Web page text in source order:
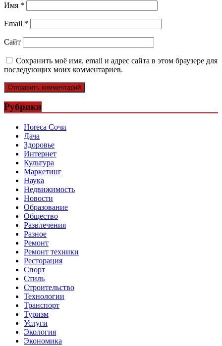
Имя *
Email *
Сайт
Сохранить моё имя, email и адрес сайта в этом браузере для
последующих моих комментариев.
Рубрики
Horeca Сочи
Дача
Здоровье
Интернет
Культура
Маркетинг
Наука
Недвижимость
Новости
Образование
Общество
Развлечения
Разное
Ремонт
Ремонт техники
Ресторация
Спорт
Стиль
Строительство
Технологии
Транспорт
Туризм
Услуги
Экология
Экономика